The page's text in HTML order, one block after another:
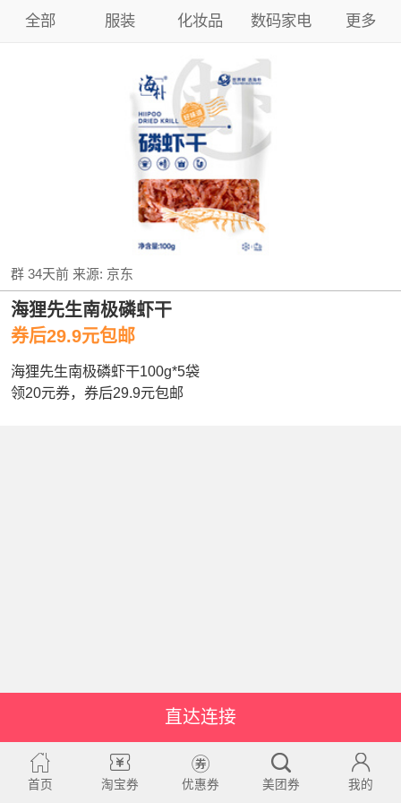
全部 服装 化妆品 数码家电 更多
群 34天前来源: 京东
海狸先生南极磷虾干
券后29.9元包邮
海狸先生南极磷虾干100g*5袋
领20元券，券后29.9元包邮
直达连接
首页 淘宝券 优惠券 美团券 我的